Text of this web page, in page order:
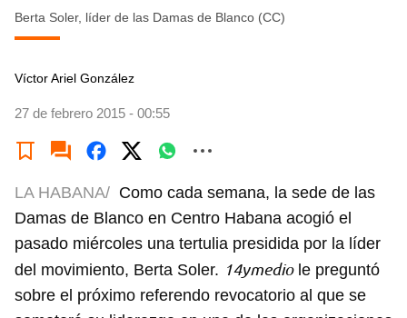
Berta Soler, lí­der de las Damas de Blanco (CC)
Víctor Ariel González
27 de febrero 2015 - 00:55
LA HABANA/ Como cada semana, la sede de las
Damas de Blanco en Centro Habana acogió el
pasado miércoles una tertulia presidida por la líder
del movimiento, Berta Soler. 14ymediole preguntó
sobre el próximo referendo revocatorio al que se